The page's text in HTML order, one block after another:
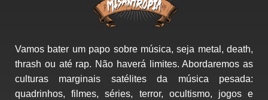
Vamos bater um papo sobre música, seja metal, death,
thrash ou até rap. Não haverá limites. Abordaremos as
culturas marginais satélites da música pesada:
quadrinhos, filmes, séries, terror, ocultismo, jogos e